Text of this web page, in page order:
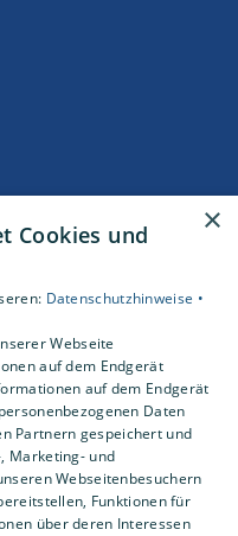
benötigen wir
Sie in unserer
×
Cookies und
Datenschutzhinweise •
Webseite
auf dem Endgerät
auf dem Endgerät
Daten
Partnern gespeichert und
Marketing- und
Webseitenbesuchern
Funktionen für
über deren Interessen